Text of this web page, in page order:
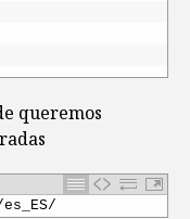
,
queremos
es_ES/